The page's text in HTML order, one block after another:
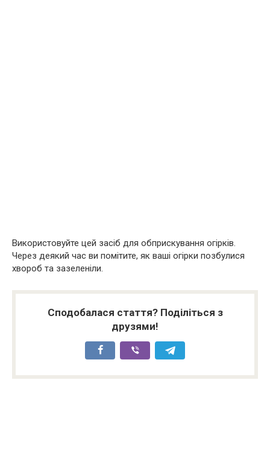
Використовуйте цей засіб для обприскування огірків.
Через деякий час ви помітите, як ваші огірки позбулися
хвороб та зазеленіли.
Сподобалася стаття? Поділіться з
друзями!